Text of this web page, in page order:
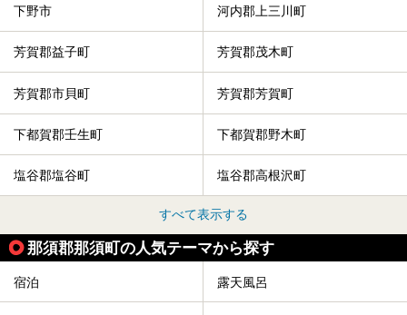
塩原温泉で、いつもの温泉旅行とは一味違う旅行体験をして
みませんか。
下野市 河内郡上三川町
芳賀郡益子町 芳賀郡茂木町
芳賀郡市貝町 芳賀郡芳賀町
下都賀郡壬生町 下都賀郡野木町
塩谷郡塩谷町 塩谷郡高根沢町
すべて表示する
那須郡那須町の人気テーマから探す
宿泊 露天風呂